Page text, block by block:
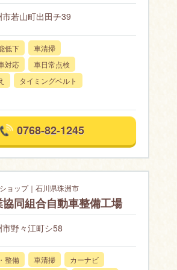
若山町出田チ39
低下
車清掃
対応
車日常点検
タイミングベルト
0768-82-1245
ョップ｜石川県珠洲市
同組合自動車整備工場
野々江町シ58
整備 車清掃
カーナビ